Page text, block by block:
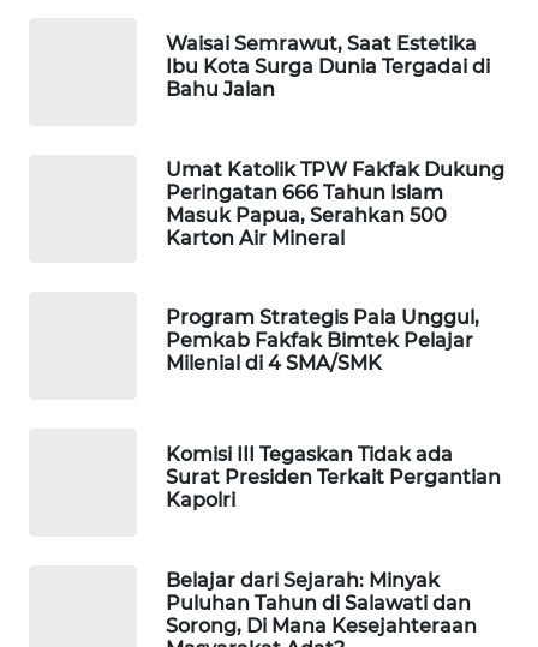
Waisai Semrawut, Saat Estetika
Ibu Kota Surga Dunia Tergadai di
Bahu Jalan
Umat Katolik TPW Fakfak Dukung
Peringatan 666 Tahun Islam
Masuk Papua, Serahkan 500
Karton Air Mineral
Program Strategis Pala Unggul,
Pemkab Fakfak Bimtek Pelajar
Milenial di 4 SMA/SMK
Komisi III Tegaskan Tidak ada
Surat Presiden Terkait Pergantian
Kapolri
Belajar dari Sejarah: Minyak
Puluhan Tahun di Salawati dan
Sorong, Di Mana Kesejahteraan